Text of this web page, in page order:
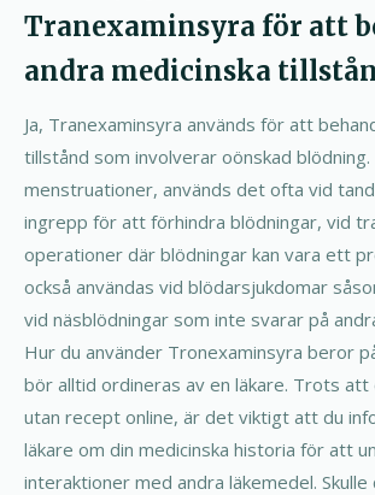
Tranexaminsyra för att
andra medicinska
Ja, Tranexaminsyra används för att
tillstånd som involverar oönskad
menstruationer, används det ofta vid
ingrepp för att förhindra blödningar, vid
operationer där blödningar kan vara ett
också användas vid blödarsjukdomar
vid näsblödningar som inte svarar på
Hur du använder Tronexaminsyra beror
bör alltid ordineras av en läkare. Trots att
utan recept online, är det viktigt att du
läkare om din medicinska historia för att
interaktioner med andra läkemedel. Skulle